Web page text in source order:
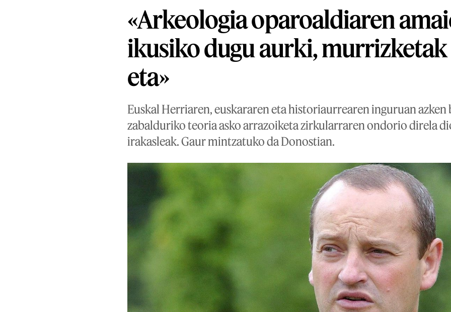
«Arkeologia oparoaldiaren
ikusiko dugu aurki,
eta»
Euskal Herriaren, euskararen eta historiaurrearen inguruan azken
zabalduriko teoria asko arrazoiketa zirkularraren ondorio direla
irakasleak. Gaur mintzatuko da Donostian.